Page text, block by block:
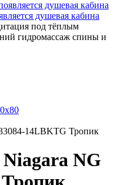
душевая кабина
под тёплым
гидромассаж спины и
14LBKTG Тропик
NG